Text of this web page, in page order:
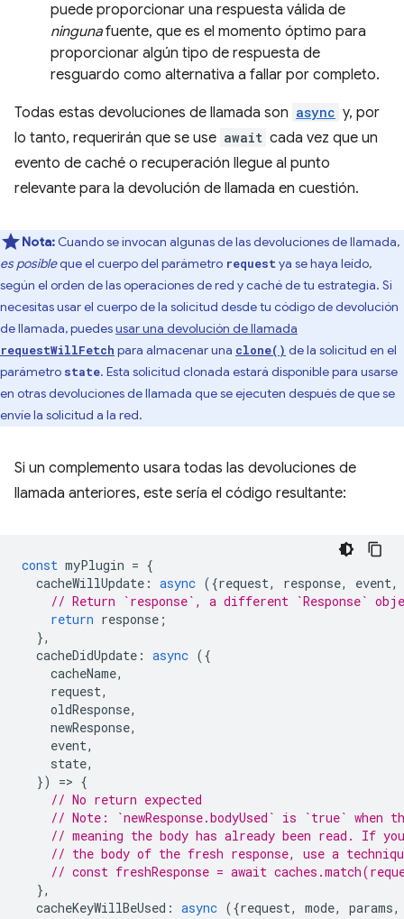
puede proporcionar una respuesta válida de
ningunafuente, que es el momento óptimo para
proporcionar algún tipo de respuesta de
resguardo como alternativa a fallar por completo.
Todas estas devoluciones de llamada son async y, por
lo tanto, requerirán que se use await cada vez que un
evento de caché o recuperación llegue al punto
relevante para la devolución de llamada en cuestión.
Nota: Cuando se invocan algunas de las devoluciones de llamada,
es posibleque el cuerpo del parámetro request ya se haya leído,
según el orden de las operaciones de red y caché de tu estrategia. Si
necesitas usar el cuerpo de la solicitud desde tu código de devolución
de llamada, puedesusar una devolución de llamada
requestWillFetch para almacenar una clone() de la solicitud en el
parámetro state. Esta solicitud clonada estará disponible para usarse
en otras devoluciones de llamada que se ejecuten después de que se
envíe la solicitud a la red.
Si un complemento usara todas las devoluciones de
llamada anteriores, este sería el código resultante:
const myPlugin = {
cacheWillUpdate : async ({request, response, event,
// Return `response`, a different `Response`
return response ;
},
cacheDidUpdate : async ({
cacheName,
request,
oldResponse,
newResponse,
event,
state,
})
=> {
// No return expected
// Note: `newResponse.bodyUsed` is `true`
// meaning the body has already been read. If
// the body of the fresh response, use a
// const freshResponse = await
},
cacheKeyWillBeUsed : async ({request, mode, params,